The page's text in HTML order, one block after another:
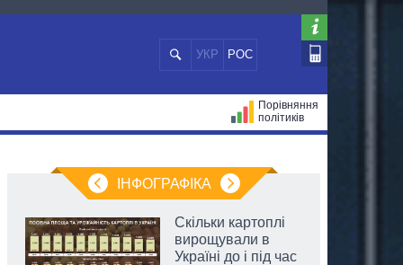
УКР РОС
Порівняння
політиків
ІНФОГРАФІКА
Скільки картоплі
вирощували в
Україні до і під час